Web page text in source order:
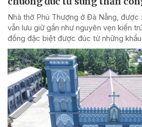
Nhà thờ Phú Thượng ở Đà Nẵng, được
vẫn lưu giữ gần như nguyên vẹn kiến
đồng đặc biệt được đúc từ những